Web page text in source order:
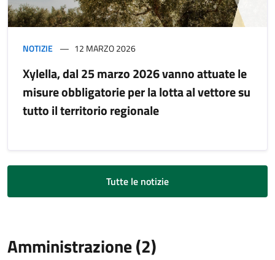
NOTIZIE 12 MARZO 2026
Xylella, dal 25 marzo 2026 vanno attuate le
misure obbligatorie per la lotta al vettore su
tutto il territorio regionale
Tutte le notizie
Amministrazione (2)